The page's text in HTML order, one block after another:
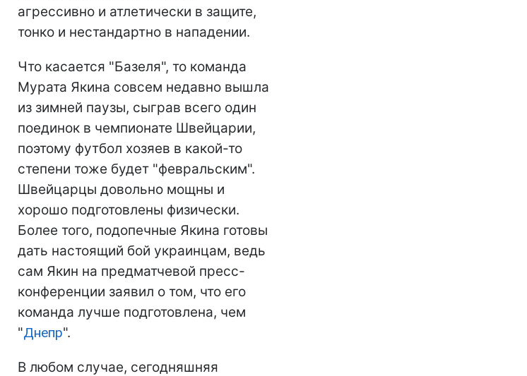
агрессивно и атлетически в защите,
тонко и нестандартно в нападении.
Что касается "Базеля", то команда
Мурата Якина совсем недавно вышла
из зимней паузы, сыграв всего один
поединок в чемпионате Швейцарии,
поэтому футбол хозяев в какой-то
степени тоже будет "февральским".
Швейцарцы довольно мощны и
хорошо подготовлены физически.
Более того, подопечные Якина готовы
дать настоящий бой украинцам, ведь
сам Якин на предматчевой пресс-
конференции заявил о том, что его
команда лучше подготовлена, чем
"Днепр".
В любом случае, сегодняшняя